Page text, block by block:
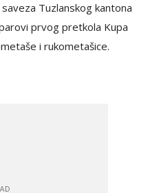
Tuzlanskog kantona
prvog pretkola Kupa
i rukometašice.